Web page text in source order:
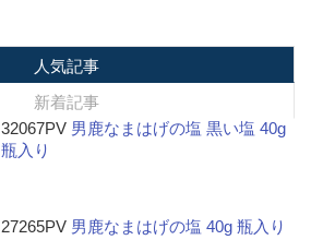
人気記事
新着記事
32067PV 男鹿なまはげの塩 黒い塩 40g
瓶入り
27265PV 男鹿なまはげの塩 40g 瓶入り